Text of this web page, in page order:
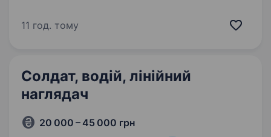
заробітківЗапрошуємо водіїв співпрацювати
11 год. тому
Солдат, водій, лінійний
наглядач
20 000 – 45 000 грн